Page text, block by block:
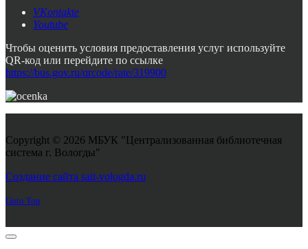
VKontakte
Youtube
Чтобы оценить условия предоставления услуг используйте
QR-код или перейдите по ссылке
https://bus.gov.ru/qrcode/rate/319900
Copyright © 2026 МБУК "Централизованная библиотечная
система г. Вологды"
Создание сайта sait-vologda.ru
Goto Top